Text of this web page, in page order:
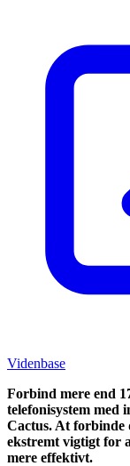
Videnbase
Forbind mere end
telefonisystem
Cactus. At
ekstremt vigtigt for
mere effektivt.